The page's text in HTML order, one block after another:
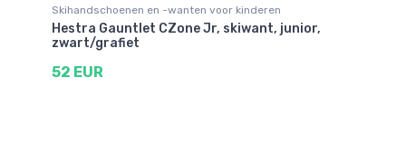
Skihandschoenen en -wanten voor kinderen
Hestra Gauntlet CZone Jr, skiwant, junior,
zwart/grafiet
52 EUR